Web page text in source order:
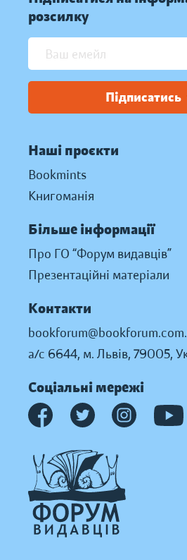
розсилку
Підписатись
Наші проєкти
Bookmints
Книгоманія
Більше інформації
Про ГО “Форум видавців”
Презентаційні матеріали
Контакти
а/с 6644, м. Львів, 79005,
Соціальні мережі